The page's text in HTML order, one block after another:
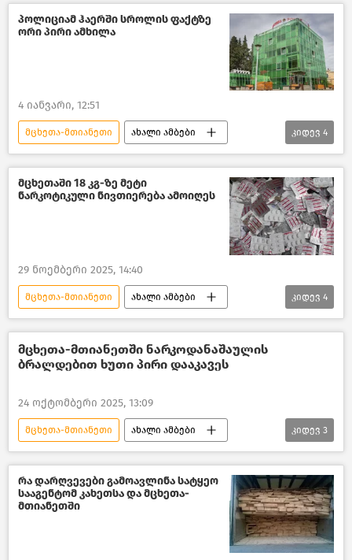
შემთხვევები საქართველოში
შემთხვევები
საქართველოს შინაგან საქმეთა სამინისტრო
კრიმინალი საქართველოში
პოლიციამ ჰაერში სროლის ფაქტზე
ორი პირი ამხილა
4 იანვარი, 12:51
მცხეთა-მთიანეთი ახალი ამბები
საქართველო
საქართველოს შინაგან საქმეთა სამინისტრო
შემთხვევები საქართველოში
კიდევ 4
მცხეთაში 18 კგ-ზე მეტი
ნარკოტიკული ნივთიერება ამოიღეს
29 ნოემბერი 2025, 14:40
მცხეთა-მთიანეთი ახალი ამბები
საქართველო
ბრძოლა ნარკოდანაშაულთან
საქართველოს შინაგან საქმეთა სამინისტრო
კიდევ 4
მცხეთა-მთიანეთში ნარკოდანაშაულის
ბრალდებით ხუთი პირი დააკავეს
24 ოქტომბერი 2025, 13:09
მცხეთა-მთიანეთი ახალი ამბები
საქართველო
ბრძოლა ნარკოდანაშაულთან
საქართველოს შინაგან საქმეთა სამინისტრო
კიდევ 3
რა დარღვევები გამოავლინა სატყეო
სააგენტომ კახეთსა და მცხეთა-
მთიანეთში